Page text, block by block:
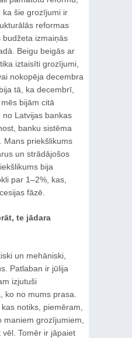
šie grozījumi ir
reformas
izmaiņās
Beigu beigās ar
iztaisīti grozījumi,
nokopēja decembra
tā, ka decembrī,
bijām citā
Latvijas bankas
banku sistēma
priekšlikums
un strādājošos
bija
par 1–2%, kas,
fāzē.
te jādara
un mehāniski,
Patlaban ir jūlija
izjutuši
ko no mums prasa.
notiks, piemēram,
grozījumiem,
Tomēr ir jāpaiet